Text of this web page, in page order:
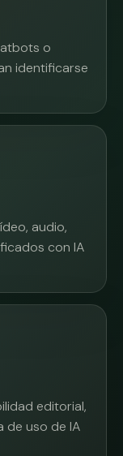
o
identificarse
audio,
con IA
editorial,
de uso de IA